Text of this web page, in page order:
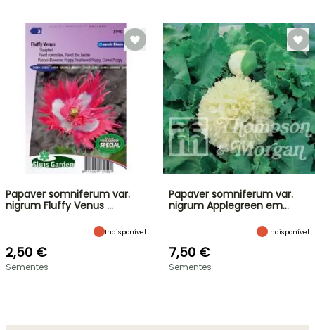
Papaver somniferum var.
nigrum Fluffy Venus …
Indisponível
2,50 €
Sementes
Papaver somniferum var.
nigrum Applegreen em…
Indisponível
7,50 €
Sementes